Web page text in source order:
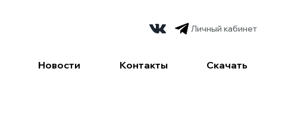
Личный кабинет
Новости Контакты Скачать